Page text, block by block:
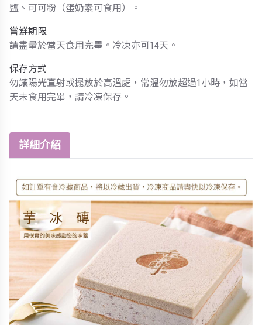
鹽、可可粉（蛋奶素可食用）。
嘗鮮期限
請盡量於當天食用完畢。冷凍亦可14天。
保存方式
勿讓陽光直射或擺放於高溫處，常溫勿放超過1小時，如當
天未食用完畢，請冷凍保存。
詳細介紹